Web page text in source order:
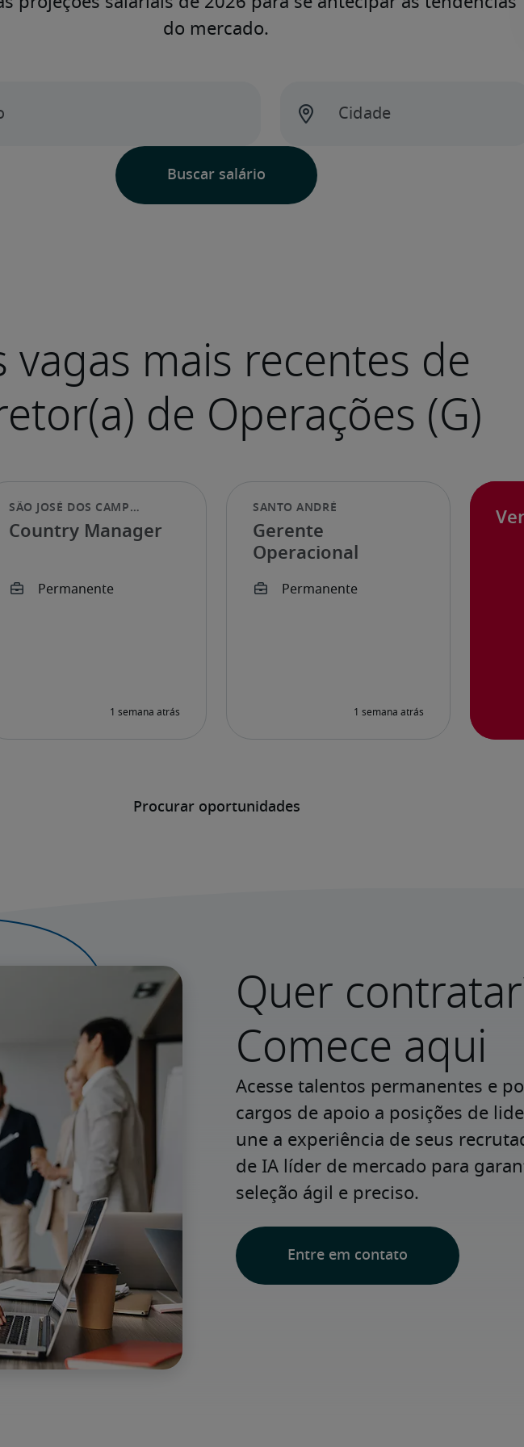
Procurar oportunidades
Country Manager
Gerente
Operacional
Quer
Comece aqui
Acesse talentos permanentes e
cargos de apoio a posições de
une a experiência de seus
de IA líder de mercado para
seleção ágil e preciso.
Entre em contato